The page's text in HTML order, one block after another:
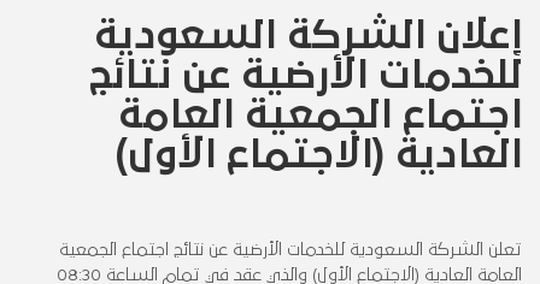
إعلان الشركة السعودية
للخدمات الأرضية عن نتائج
اجتماع الجمعية العامة
العادية (الاجتماع الأول)
تعلن الشركة السعودية للخدمات الأرضية عن نتائج اجتماع الجمعية
العامة العادية (الاجتماع الأول) والذي عقد في تمام الساعة 08:30